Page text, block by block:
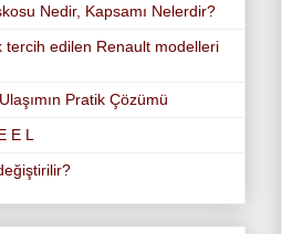
Nedir, Kapsamı Nelerdir?
tercih edilen Renault modelleri
Pratik Çözümü
E L